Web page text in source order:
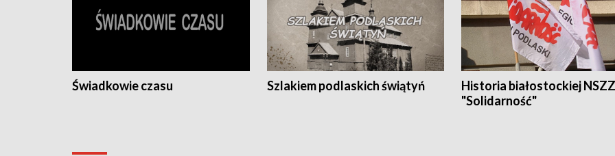
Świadkowie czasu Szlakiem podlaskich świątyń
Historia białostockiej NSZZ
"Solidarność"